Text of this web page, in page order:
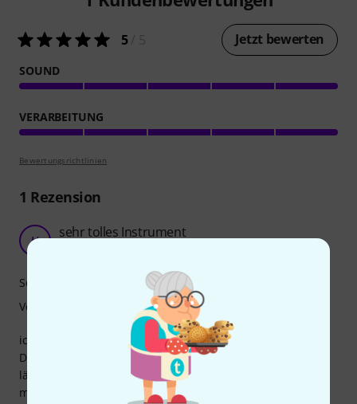
5/ 5 Jetzt bewerten
SOUND
VERARBEITUNG
Bewertungsrichtlinien
1 Rezension
H sehr tolles Instrument
ich bin vollauf und rundherum zufrieden mit dieser Harfe.
Die Haken funktionieren einwandfrei, der Klang ist voll, sie
lässt sich gut stimmen und hält auch die Stimmung
mehrere Tage.
Sound
Verarbeitung